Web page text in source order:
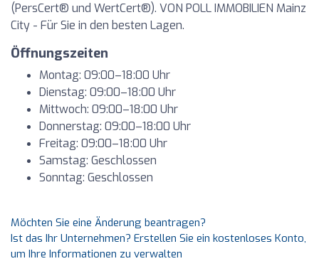
(PersCert® und WertCert®). VON POLL IMMOBILIEN Mainz
City - Für Sie in den besten Lagen.
Öffnungszeiten
Montag: 09:00–18:00 Uhr
Dienstag: 09:00–18:00 Uhr
Mittwoch: 09:00–18:00 Uhr
Donnerstag: 09:00–18:00 Uhr
Freitag: 09:00–18:00 Uhr
Samstag: Geschlossen
Sonntag: Geschlossen
Möchten Sie eine Änderung beantragen?
Ist das Ihr Unternehmen? Erstellen Sie ein kostenloses Konto,
um Ihre Informationen zu verwalten